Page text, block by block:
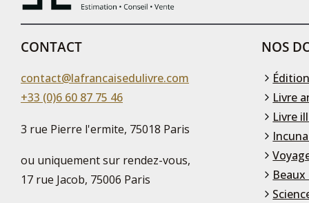
CONTACT
contact@lafrancaisedulivre.com
+33 (0)6 60 87 75 46
3 rue Pierre l'ermite, 75018 Paris
ou uniquement sur rendez-vous,
17 rue Jacob, 75006 Paris
NOS
Livre
Livre